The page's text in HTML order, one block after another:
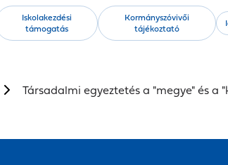
Iskolakezdési
támogatás
Kormányszóvivői
tájékoztató
Társadalmi egyeztetés a "megye" és a